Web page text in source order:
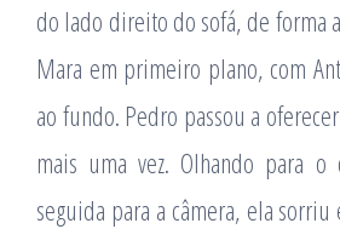
do lado direito do sofá, de forma
Mara em primeiro plano, com
ao fundo. Pedro passou a
mais uma vez. Olhando para
seguida para a câmera, ela